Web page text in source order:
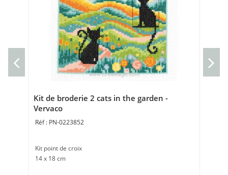
Kit de broderie 2 cats in the garden -
Vervaco
PN-0223852
Kit point de croix
14 x 18 cm